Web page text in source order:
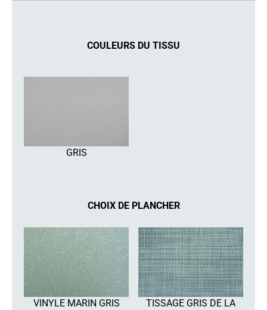
COULEURS DU TISSU
GRIS
CHOIX DE PLANCHER
VINYLE MARIN GRIS
TISSAGE GRIS DE LA